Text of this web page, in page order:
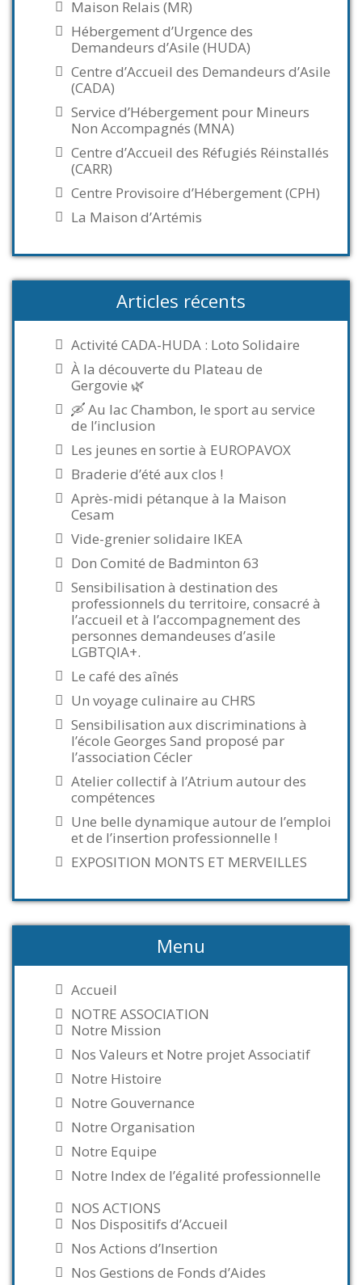
Maison Relais (MR)
Hébergement d’Urgence des
Demandeurs d’Asile (HUDA)
Centre d’Accueil des Demandeurs d’Asile
(CADA)
Service d’Hébergement pour Mineurs
Non Accompagnés (MNA)
Centre d’Accueil des Réfugiés Réinstallés
(CARR)
Centre Provisoire d’Hébergement (CPH)
La Maison d’Artémis
Articles récents
Activité CADA-HUDA : Loto Solidaire
À la découverte du Plateau de
Gergovie 🌿
🛶 Au lac Chambon, le sport au service
de l’inclusion
Les jeunes en sortie à EUROPAVOX
Braderie d’été aux clos !
Après-midi pétanque à la Maison
Cesam
Vide-grenier solidaire IKEA
Don Comité de Badminton 63
Sensibilisation à destination des
professionnels du territoire, consacré à
l’accueil et à l’accompagnement des
personnes demandeuses d’asile
LGBTQIA+.
Le café des aînés
Un voyage culinaire au CHRS
Sensibilisation aux discriminations à
l’école Georges Sand proposé par
l’association Cécler
Atelier collectif à l’Atrium autour des
compétences
Une belle dynamique autour de l’emploi
et de l’insertion professionnelle !
EXPOSITION MONTS ET MERVEILLES
Menu
Accueil
NOTRE ASSOCIATION
Notre Mission
Nos Valeurs et Notre projet Associatif
Notre Histoire
Notre Gouvernance
Notre Organisation
Notre Equipe
Notre Index de l’égalité professionnelle
NOS ACTIONS
Nos Dispositifs d’Accueil
Nos Actions d’Insertion
Nos Gestions de Fonds d’Aides